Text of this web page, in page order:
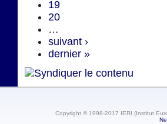
19
20
…
suivant ›
dernier »
Copyright © 1998-2017 IERI (Institut